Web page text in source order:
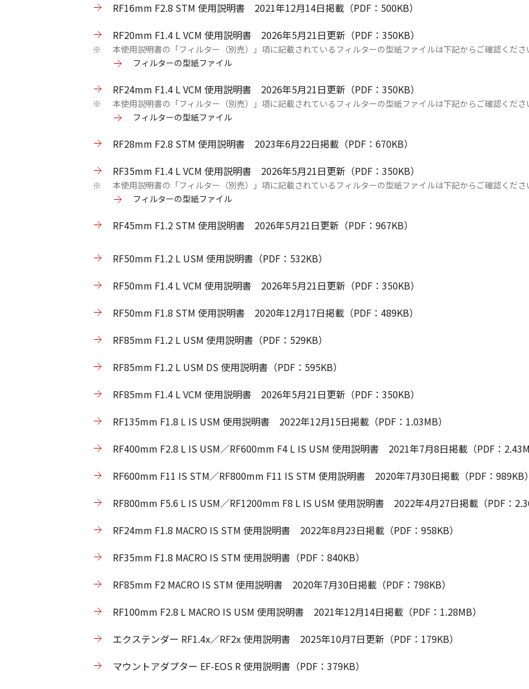
RF16mm F2.8 STM 使用説明書 2021年12月14日掲載（PDF：500KB）
RF20mm F1.4 L VCM 使用説明書 2026年5月21日更新（PDF：350KB）
※
本使用説明書の「フィルター（別売）」項に記載されているフィルターの型紙ファイルは下記からご確認くださ
フィルターの型紙ファイル
RF24mm F1.4 L VCM 使用説明書 2026年5月21日更新（PDF：350KB）
※
本使用説明書の「フィルター（別売）」項に記載されているフィルターの型紙ファイルは下記からご確認くださ
フィルターの型紙ファイル
RF28mm F2.8 STM 使用説明書 2023年6月22日掲載（PDF：670KB）
RF35mm F1.4 L VCM 使用説明書 2026年5月21日更新（PDF：350KB）
※
本使用説明書の「フィルター（別売）」項に記載されているフィルターの型紙ファイルは下記からご確認くださ
フィルターの型紙ファイル
RF45mm F1.2 STM 使用説明書 2026年5月21日更新（PDF：967KB）
RF50mm F1.2 L USM 使用説明書（PDF：532KB）
RF50mm F1.4 L VCM 使用説明書 2026年5月21日更新（PDF：350KB）
RF50mm F1.8 STM 使用説明書 2020年12月17日掲載（PDF：489KB）
RF85mm F1.2 L USM 使用説明書（PDF：529KB）
RF85mm F1.2 L USM DS 使用説明書（PDF：595KB）
RF85mm F1.4 L VCM 使用説明書 2026年5月21日更新（PDF：350KB）
RF135mm F1.8 L IS USM 使用説明書 2022年12月15日掲載（PDF：1.03MB）
RF400mm F2.8 L IS USM／RF600mm F4 L IS USM 使用説明書 2021年7月8日掲載（PDF：
RF600mm F11 IS STM／RF800mm F11 IS STM 使用説明書 2020年7月30日掲載（PDF：989KB
RF800mm F5.6 L IS USM／RF1200mm F8 L IS USM 使用説明書 2022年4月27日掲載（PDF：
RF24mm F1.8 MACRO IS STM 使用説明書 2022年8月23日掲載（PDF：958KB）
RF35mm F1.8 MACRO IS STM 使用説明書（PDF：840KB）
RF85mm F2 MACRO IS STM 使用説明書 2020年7月30日掲載（PDF：798KB）
RF100mm F2.8 L MACRO IS USM 使用説明書 2021年12月14日掲載（PDF：1.28MB）
エクステンダー RF1.4x／RF2x 使用説明書 2025年10月7日更新（PDF：179KB）
マウントアダプター EF-EOS R 使用説明書（PDF：379KB）